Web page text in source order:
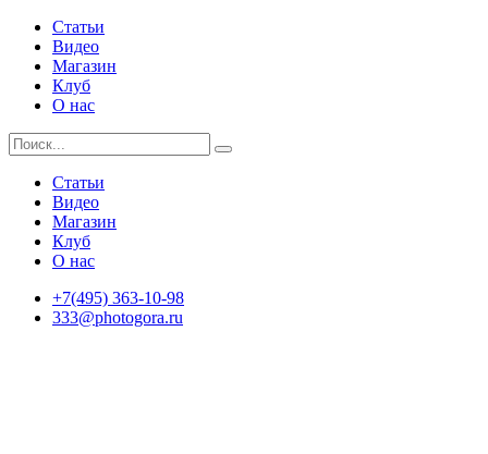
Статьи
Видео
Магазин
Клуб
О нас
Статьи
Видео
Магазин
Клуб
О нас
+7(495) 363-10-98
333@photogora.ru